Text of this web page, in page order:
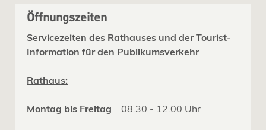
Öffnungszeiten
Servicezeiten des Rathauses und der Tourist-
Information für den Publikumsverkehr
Rathaus:
Montag bis Freitag 08.30 - 12.00 Uhr